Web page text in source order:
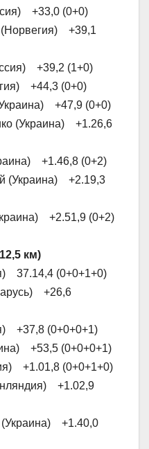
+33,0 (0+0)
+39,1
+39,2 (1+0)
+44,3 (0+0)
+47,9 (0+0)
(Украина) +1.26,6
+1.46,8 (0+2)
(Украина) +2.19,3
+2.51,9 (0+2)
км)
37.14,4 (0+0+1+0)
+26,6
+37,8 (0+0+0+1)
+53,5 (0+0+0+1)
+1.01,8 (0+0+1+0)
+1.02,9
+1.40,0